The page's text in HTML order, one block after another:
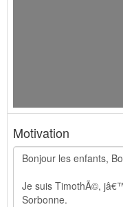
Motivation